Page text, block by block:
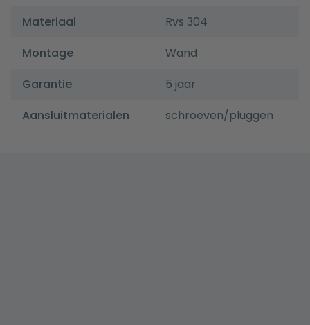
Materiaal
Rvs 304
Montage
Wand
Garantie
5 jaar
Aansluitmaterialen
schroeven/pluggen